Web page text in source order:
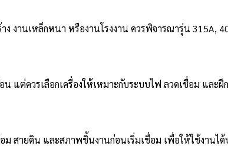
ง งานเหล็กหนา หรืองานโรงงาน ควรพิจารณารุ่น 315A,
แต่ควรเลือกเครื่องให้เหมาะกับระบบไฟ ลวดเชื่อม และ
ม สายดิน และสภาพชิ้นงานก่อนเริ่มเชื่อม เพื่อให้ใช้งาน